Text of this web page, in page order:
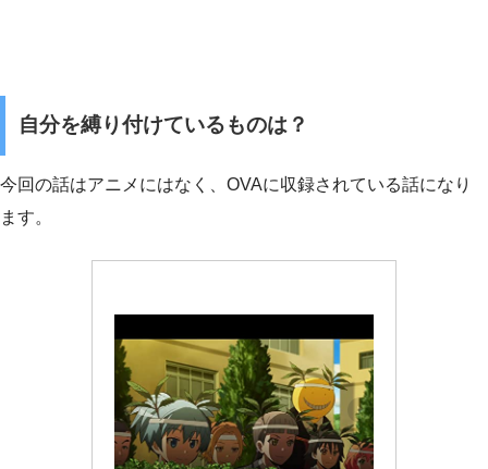
自分を縛り付けているものは？
今回の話はアニメにはなく、OVAに収録されている話になり
ます。